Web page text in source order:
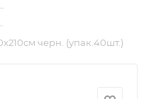
черн. (упак.40шт.)